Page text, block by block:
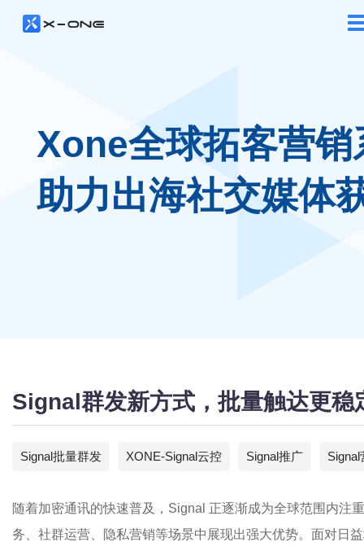
Xone全球拓客营销
助力出海社交媒体
Signal群发新方式，批量触达更稳
Signal批量群发 XONE-Signal云控 Signal推广 Signal
随着加密通讯的快速普及，Signal 正逐渐成为全球范围内注
务、社群运营、隐私营销等场景中展现出强大优势。面对日